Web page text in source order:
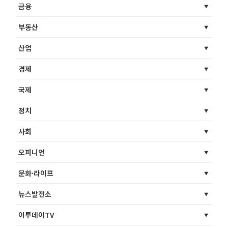
금융
부동산
산업
경제
국제
정치
사회
오피니언
문화·라이프
뉴스발전소
이투데이TV